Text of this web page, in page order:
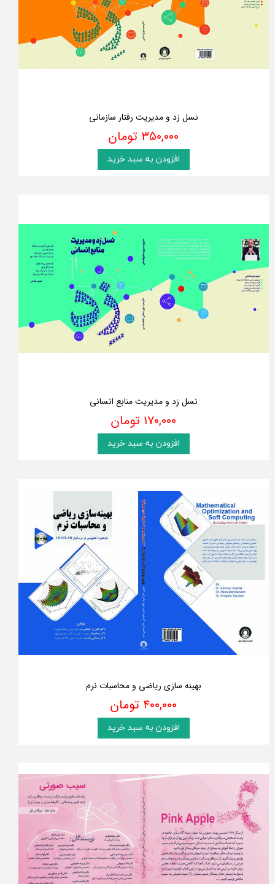
نسل زد و مدیریت رفتار سازمانی
۳۵۰,۰۰۰ تومان
افزودن به سبد خرید
نسل زد و مدیریت منابع انسانی
۱۷۰,۰۰۰ تومان
افزودن به سبد خرید
بهینه سازی ریاضی و محاسبات نرم
۴۰۰,۰۰۰ تومان
افزودن به سبد خرید